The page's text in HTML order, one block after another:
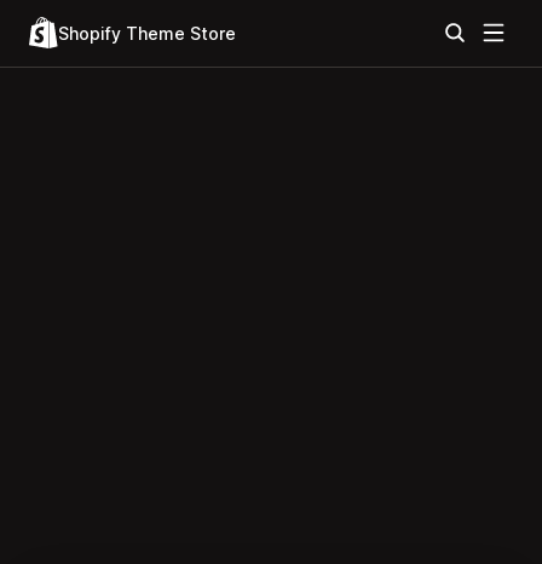
Shopify Theme Store